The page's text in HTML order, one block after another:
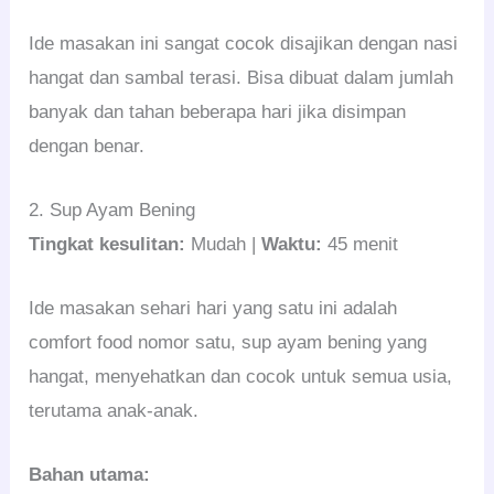
Ide masakan ini sangat cocok disajikan dengan nasi
hangat dan sambal terasi. Bisa dibuat dalam jumlah
banyak dan tahan beberapa hari jika disimpan
dengan benar.
2. Sup Ayam Bening
Tingkat kesulitan: Mudah |Waktu: 45 menit
Ide masakan sehari hari yang satu ini adalah
comfort food nomor satu, sup ayam bening yang
hangat, menyehatkan dan cocok untuk semua usia,
terutama anak-anak.
Bahan utama: